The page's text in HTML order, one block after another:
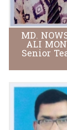
MD.
ALI
Senior